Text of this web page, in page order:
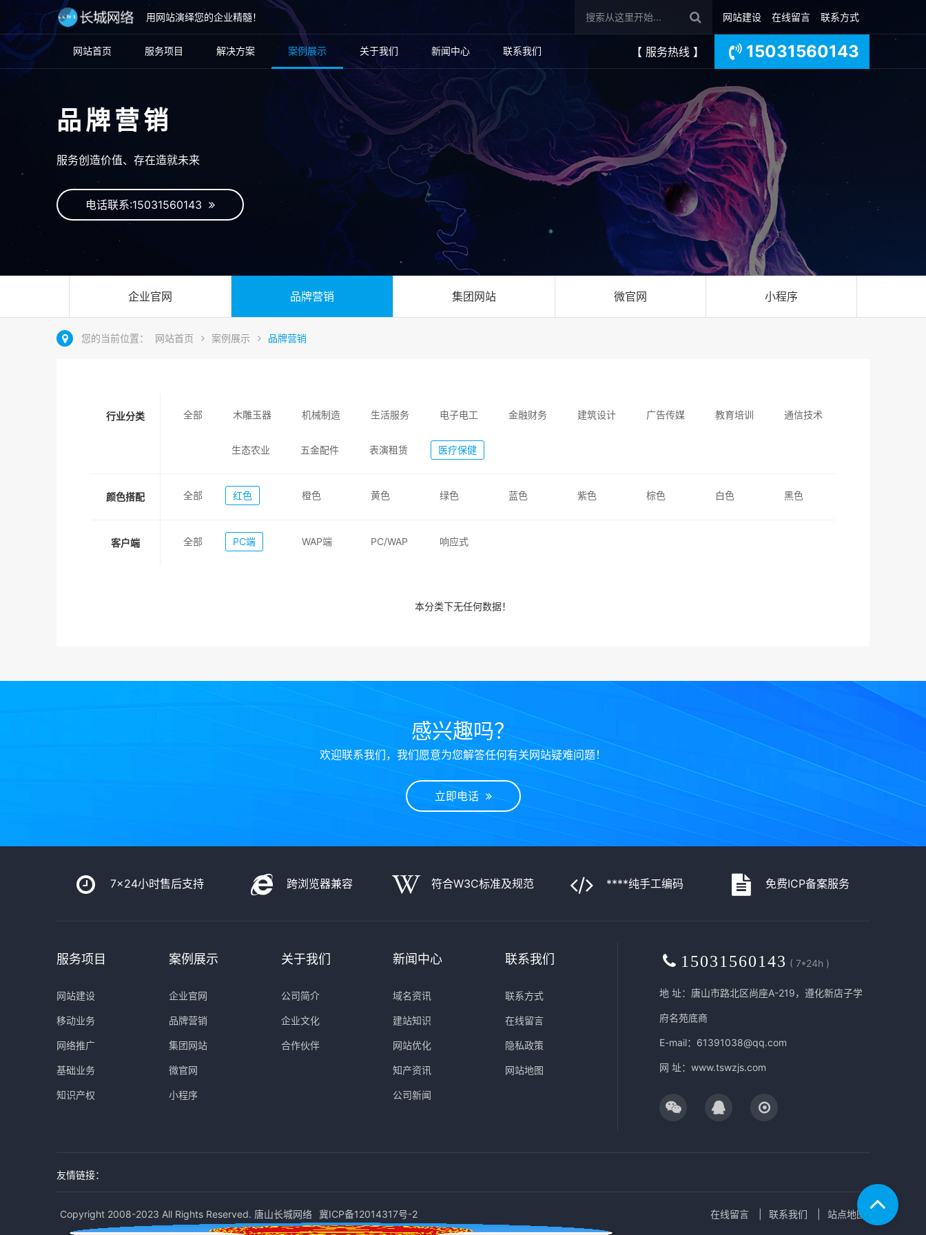
用网站演绎您的企业精髓！ 网站建设 在线留言 联系方式
网站首页 服务项目 解决方案 案例展示 关于我们 新闻中心 联系我们 【 服务热线 】 15031560143
品牌营销
服务创造价值、存在造就未来
电话联系:15031560143
企业官网 品牌营销 集团网站 微官网 小程序
您的当前位置： 网站首页 案例展示 品牌营销
行业分类 全部 木雕玉器 机械制造 生活服务 电子电工 金融财务 建筑设计 广告传媒 教育培训 通信技术
生态农业 五金配件 表演租赁 医疗保健
颜色搭配 全部 红色 橙色 黄色 绿色 蓝色 紫色 棕色 白色 黑色
客户端 全部 PC端 WAP端 PC/WAP 响应式
本分类下无任何数据！
感兴趣吗？
欢迎联系我们，我们愿意为您解答任何有关网站疑难问题！
立即电话
7x24小时售后支持 跨浏览器兼容 符合W3C标准及规范 ****纯手工编码 免费ICP备案服务
服务项目
网站建设
移动业务
网络推广
基础业务
知识产权
案例展示
企业官网
品牌营销
集团网站
微官网
小程序
关于我们
公司简介
企业文化
合作伙伴
新闻中心
域名资讯
建站知识
网站优化
知产资讯
公司新闻
联系我们
联系方式
在线留言
隐私政策
网站地图
15031560143 ( 7*24h )
地 址：唐山市路北区尚座A-219，遵化新店子学
府名苑底商
E-mail：61391038@qq.com
网 址：www.tswzjs.com
友情链接：
Copyright 2008-2023 All Rights Reserved. 唐山长城网络 冀ICP备12014317号-2 在线留言 联系我们 站点地图